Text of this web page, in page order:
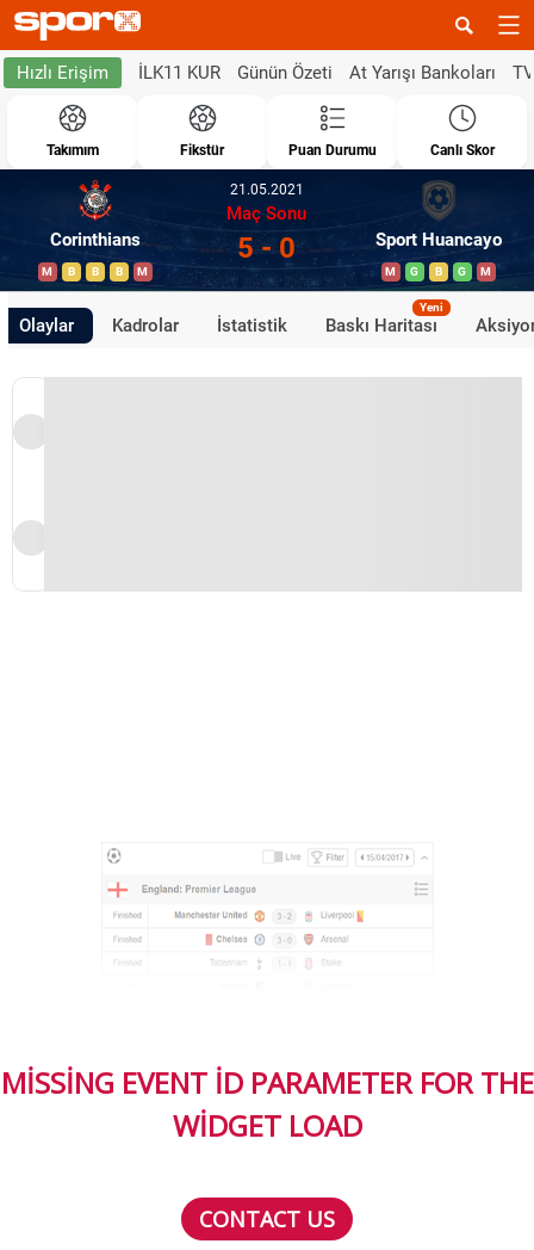
Hızlı Erişim İLK11 KUR Günün Özeti At Yarışı Bankoları
Takımım Fikstür Puan Durumu Canlı Skor
Corinthians
M B B B M
21.05.2021
Maç Sonu
5 - 0 Sport Huancayo
M G B G M
Olaylar Kadrolar İstatistik Baskı Haritası
Yeni
MISSING EVENT ID PARAMETER FOR THE
WIDGET LOAD
CONTACT US